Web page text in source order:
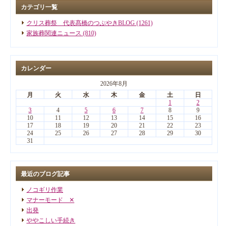
カテゴリ一覧
クリス葬祭 代表髙橋のつぶやきBLOG (1261)
家族葬関連ニュース (810)
カレンダー
2026年8月
月
火 水 木 金 土
日
1
2
3
4 5 6 7 8
9
10
11 12 13 14 15
16
17
18 19 20 21 22
23
24
25 26 27 28 29
30
31
最近のブログ記事
ノコギリ作業
マナーモード ✕
出発
ややこしい手続き